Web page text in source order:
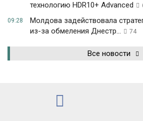
технологию HDR10+ Advanced
09:28
Молдова задействовала
из-за обмеления Днестр...
74
Все новости